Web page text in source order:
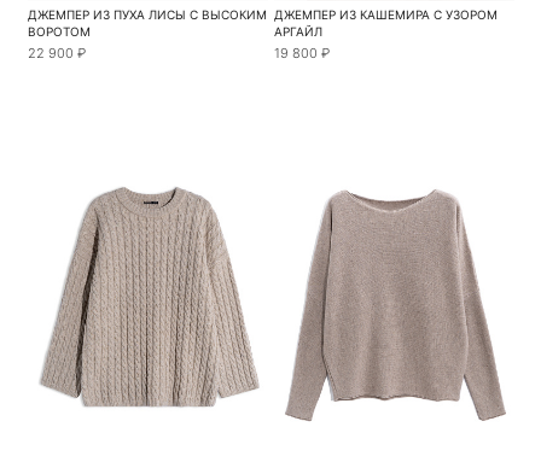
ДЖЕМПЕР ИЗ ПУХА ЛИСЫ С ВЫСОКИМ
ВОРОТОМ
22 900 ₽
ДЖЕМПЕР ИЗ КАШЕМИРА С УЗОРОМ
АРГАЙЛ
19 800 ₽